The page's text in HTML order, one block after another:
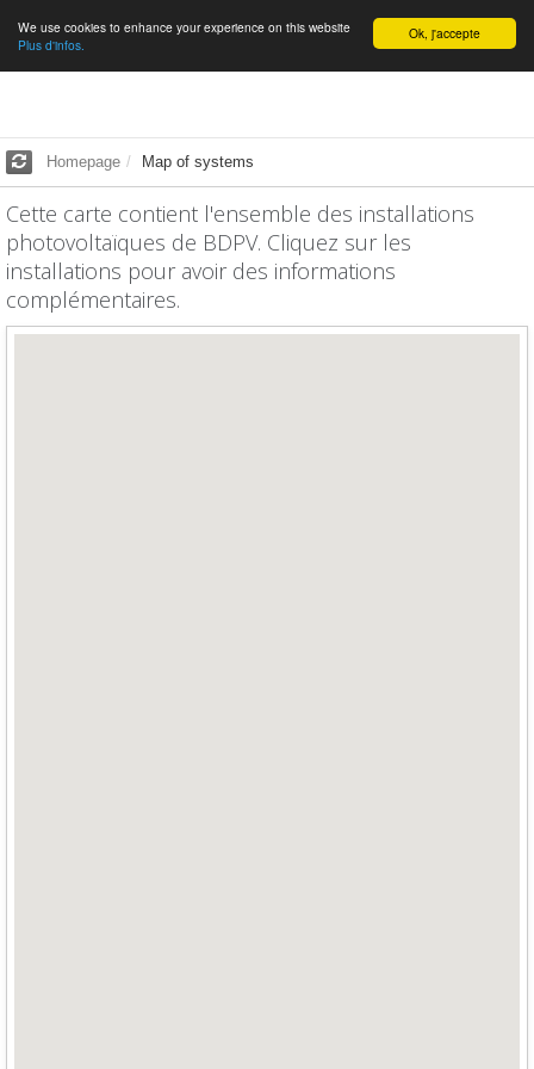
English Ok, j'accepte
We use cookies to enhance your experience on this website
Plus d'infos.
Homepage Map of systems
Cette carte contient l'ensemble des installations
photovoltaïques de BDPV. Cliquez sur les
installations pour avoir des informations
complémentaires.